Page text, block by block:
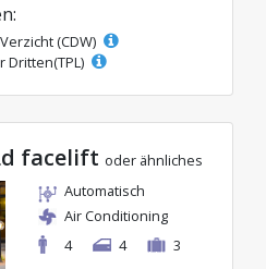
(CDW)
Dritten(TPL)
facelift oder ähnliches
Automatisch
Air Conditioning
4
4 3